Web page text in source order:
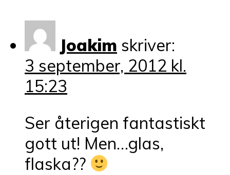
Joakim skriver:
3 september, 2012 kl.
15:23
Ser återigen fantastiskt
gott ut! Men…glas,
flaska??